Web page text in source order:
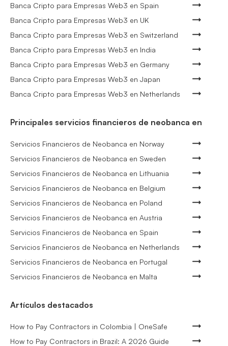
Banca Cripto para Empresas Web3 en Spain
Banca Cripto para Empresas Web3 en UK
Banca Cripto para Empresas Web3 en Switzerland
Banca Cripto para Empresas Web3 en India
Banca Cripto para Empresas Web3 en Germany
Banca Cripto para Empresas Web3 en Japan
Banca Cripto para Empresas Web3 en Netherlands
Principales servicios financieros de neobanca en
Servicios Financieros de Neobanca en Norway
Servicios Financieros de Neobanca en Sweden
Servicios Financieros de Neobanca en Lithuania
Servicios Financieros de Neobanca en Belgium
Servicios Financieros de Neobanca en Poland
Servicios Financieros de Neobanca en Austria
Servicios Financieros de Neobanca en Spain
Servicios Financieros de Neobanca en Netherlands
Servicios Financieros de Neobanca en Portugal
Servicios Financieros de Neobanca en Malta
Artículos destacados
How to Pay Contractors in Colombia | OneSafe
How to Pay Contractors in Brazil: A 2026 Guide